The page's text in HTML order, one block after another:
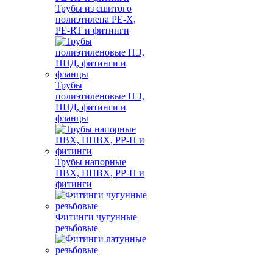
Трубы из сшитого
полиэтилена PE-X,
PE-RT и фитинги
Трубы
полиэтиленовые ПЭ,
ПНД, фитинги и
фланцы
Трубы напорные
ПВХ, НПВХ, PP-H и
фитинги
Фитинги чугунные
резьбовые